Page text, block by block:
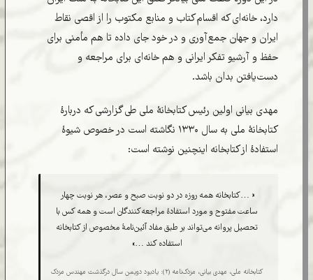
دارد، خانه‌ای که اقسام کتاب و منابع مکتوب را از اقصی نقاط
ایران و جهان جمع‌آوری و در خود جای داده تا هم مأمنی برای
حفظ و آرشیو تفکر ایرانی و هم خانه‌ای برای مراجعه و
دست‌یافتن بدان باشد.
مهدی بیانی اولین رئیس کتابخانۀ ملی طی گزارشی که دربارۀ
کتابخانۀ ملی به سال ۱۳۳۰ نگاشته است در خصوص شیوۀ
استفادۀ از کتابخانه اینچنین نوشته است:
« …کتابخانه همه روزه در دو نوبت صبح و عصر، هر نوبت چهار
ساعت مفتوح و مورد استفادۀ مراجعه‌کنندگان است و همه کس با
تحصیل پروانه می‌تواند بر طبق مفاد آئین‌نامۀ مخصوص از کتابخانه
استفاده کند …»
کتابخانه ملی، مهدی بیانی، مزدک‌نامه (۲): یادبود دویمن سال درگذشت مهندس مزدک